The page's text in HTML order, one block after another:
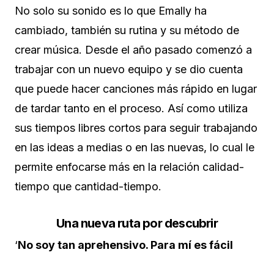
No solo su sonido es lo que Emally ha
cambiado, también su rutina y su método de
crear música. Desde el año pasado comenzó a
trabajar con un nuevo equipo y se dio cuenta
que puede hacer canciones más rápido en lugar
de tardar tanto en el proceso. Así como utiliza
sus tiempos libres cortos para seguir trabajando
en las ideas a medias o en las nuevas, lo cual le
permite enfocarse más en la relación calidad-
tiempo que cantidad-tiempo.
Una nueva ruta por descubrir
‘No soy tan aprehensivo. Para mí es fácil